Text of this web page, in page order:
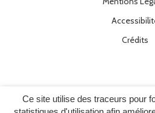
Ce site utilise des traceurs pour
Crédits